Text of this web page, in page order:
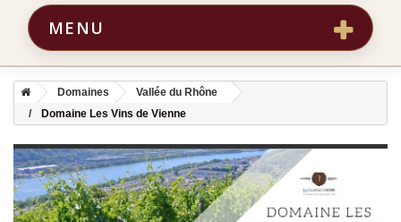
MENU
Domaines
Vallée du Rhône
Domaine Les Vins de Vienne